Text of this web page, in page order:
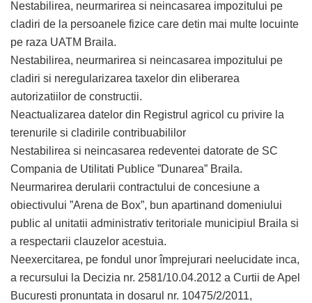
Nestabilirea, neurmarirea si neincasarea impozitului pe
cladiri de la persoanele fizice care detin mai multe locuinte
pe raza UATM Braila.
Nestabilirea, neurmarirea si neincasarea impozitului pe
cladiri si neregularizarea taxelor din eliberarea
autorizatiilor de constructii.
Neactualizarea datelor din Registrul agricol cu privire la
terenurile si cladirile contribuabililor
Nestabilirea si neincasarea redeventei datorate de SC
Compania de Utilitati Publice ”Dunarea” Braila.
Neurmarirea derularii contractului de concesiune a
obiectivului ”Arena de Box”, bun apartinand domeniului
public al unitatii administrativ teritoriale municipiul Braila si
a respectarii clauzelor acestuia.
Neexercitarea, pe fondul unor împrejurari neelucidate inca,
a recursului la Decizia nr. 2581/10.04.2012 a Curtii de Apel
Bucuresti pronuntata in dosarul nr. 10475/2/2011,